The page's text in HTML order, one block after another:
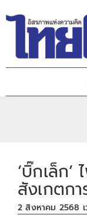
‘บิ๊กเล็ก’
สังเกตก
2 สิงหาคม 2568